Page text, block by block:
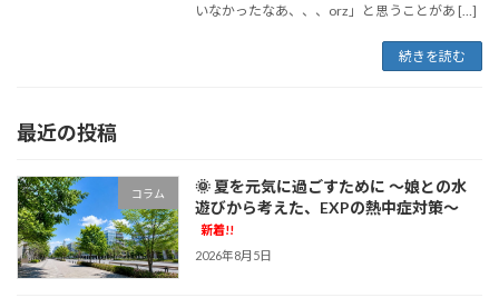
いなかったなあ、、、orz」と思うことがあ […]
続きを読む
最近の投稿
コラム
🌞 夏を元気に過ごすために ～娘との水
遊びから考えた、EXPの熱中症対策～
新着!!
2026年8月5日